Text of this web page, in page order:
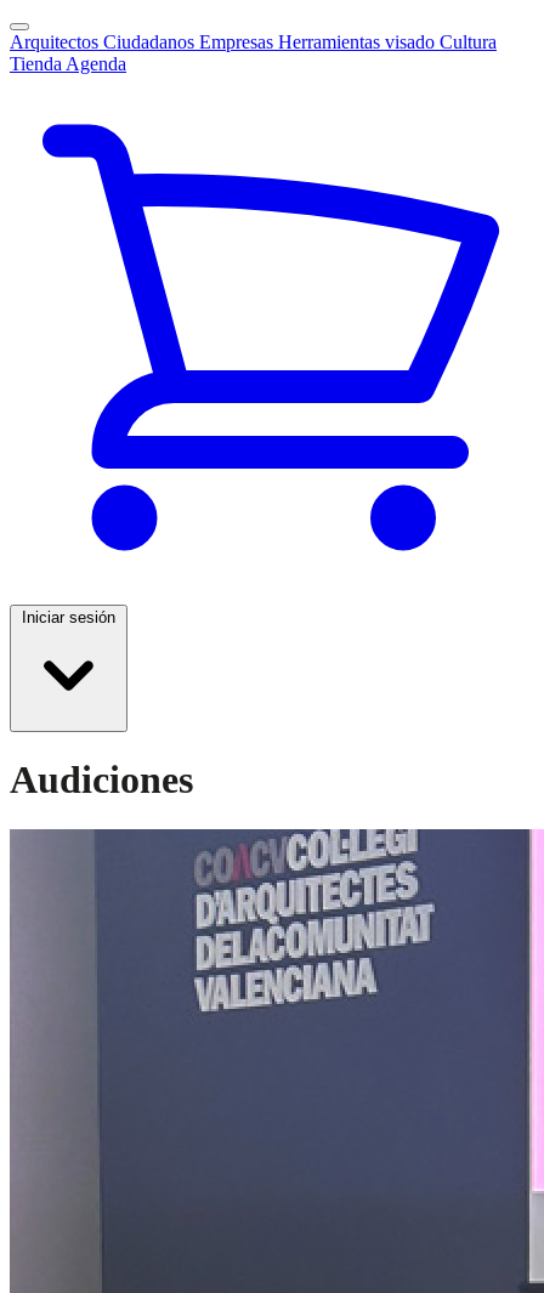
Arquitectos Ciudadanos Empresas Herramientas visado Cultura
Tienda Agenda
Iniciar sesión
Audiciones